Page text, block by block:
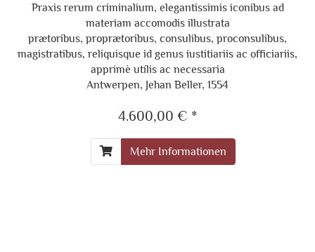
Praxis rerum criminalium, elegantissimis iconibus ad
materiam accomodis illustrata
prætoribus, proprætoribus, consulibus, proconsulibus,
magistratibus, reliquisque id genus iustitiariis ac officiariis,
apprimè utílis ac necessaria
Antwerpen, Jehan Beller, 1554
4.600,00 € *
Mehr Informationen